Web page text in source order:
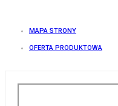
MAPA STRONY
OFERTA PRODUKTOWA